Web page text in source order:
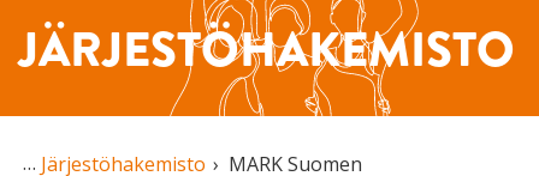
JÄRJESTÖHAKEMISTO
Järjestöhakemisto
MARK Suomen